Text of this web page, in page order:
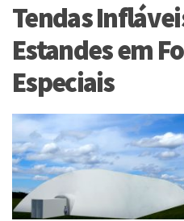
Tendas
Estandes em
Especiais